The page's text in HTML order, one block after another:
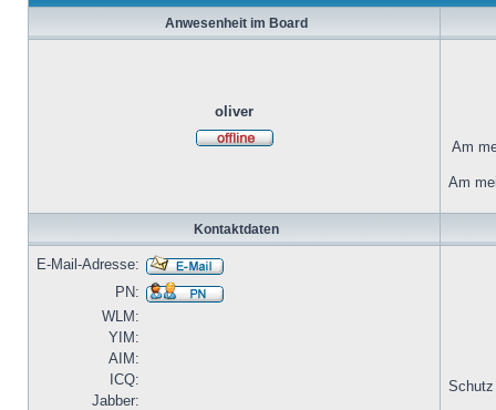
Anwesenheit im Board
oliver
Am
Am
Kontaktdaten
E-Mail-Adresse:
PN:
WLM:
YIM:
AIM:
ICQ:
Jabber:
Schutz